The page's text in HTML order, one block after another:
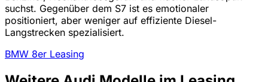
suchst. Gegenüber dem S7 ist es emotionaler
positioniert, aber weniger auf effiziente Diesel-
Langstrecken spezialisiert.
BMW 8er Leasing